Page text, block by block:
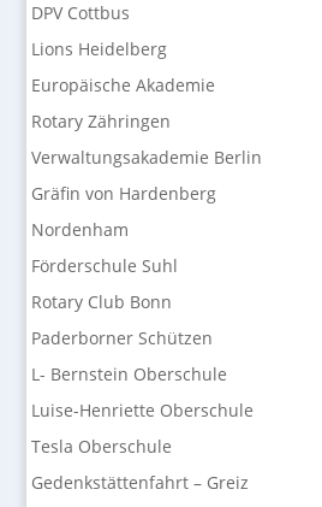
DPV Cottbus
Lions Heidelberg
Europäische Akademie
Rotary Zähringen
Verwaltungsakademie Berlin
Gräfin von Hardenberg
Nordenham
Förderschule Suhl
Rotary Club Bonn
Paderborner Schützen
L- Bernstein Oberschule
Luise-Henriette Oberschule
Tesla Oberschule
Gedenkstättenfahrt – Greiz